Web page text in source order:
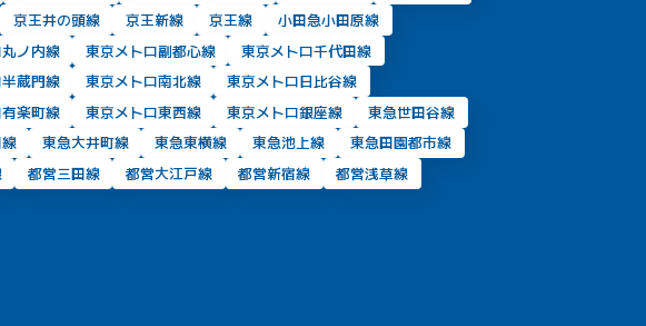
京王井の頭線 京王新線 京王線
小田急小田原線
ノ内線
東京メトロ副都心線
東京メトロ千代田線
蔵門線
東京メトロ南北線
東京メトロ日比谷線
楽町線
東京メトロ東西線 東京メトロ銀座線
東急世田谷線
東急大井町線 東急東横線 東急池上線
東急田園都市線
都営三田線 都営大江戸線 都営新宿線 都営浅草線